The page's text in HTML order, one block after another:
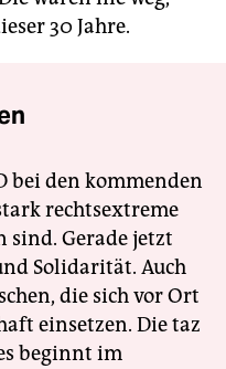
30 Jahre.
bei den kommenden
rechtsextreme
sind. Gerade jetzt
Solidarität. Auch
die sich vor Ort
einsetzen. Die taz
beginnt im